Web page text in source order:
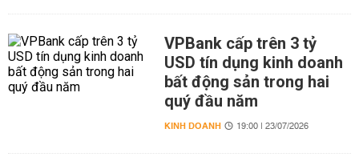
VPBank cấp trên 3 tỷ
USD tín dụng kinh doanh
bất động sản trong hai
quý đầu năm
KINH DOANH 19:00 | 23/07/2026